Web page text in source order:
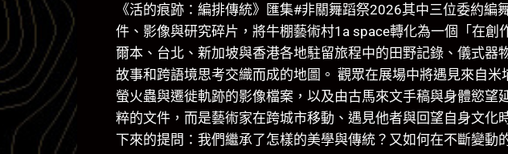
《活的痕跡：編排傳統》匯集#非關舞蹈祭2026其中三位委約
件、影像與研究碎片，將牛棚藝術村1a space轉化為一個「在
爾本、台北、新加坡與香港各地駐留旅程中的田野記錄、儀式
故事和跨語境思考交織而成的地圖。 觀眾在展場中將遇見來自
螢火蟲與遷徙軌跡的影像檔案，以及由古馬來文手稿與身體慾
粹的文件，而是藝術家在跨城市移動、遇見他者與回望自身文
下來的提問：我們繼承了怎樣的美學與傳統？又如何在不斷變